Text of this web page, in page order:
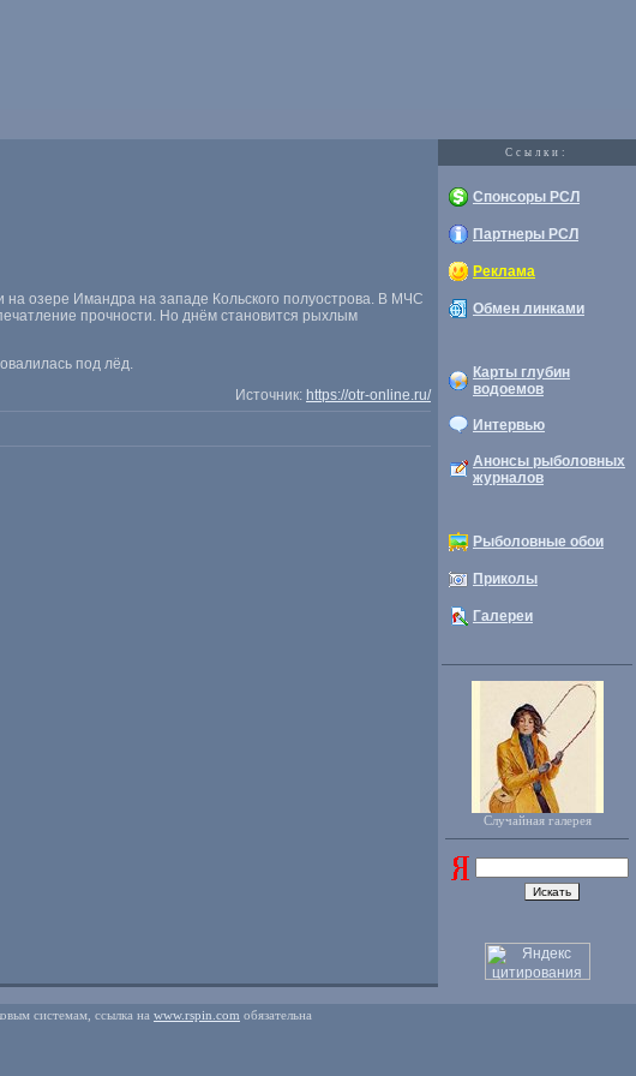
Cсылки:
озере Имандра на западе Кольского полуострова. В МЧС
прочности. Но днём становится рыхлым
под лёд.
Источник: https://otr-online.ru/
Спонсоры РСЛ
Партнеры РСЛ
Реклама
Обмен линками
Карты глубин
водоемов
Интервью
Анонсы рыболовных
журналов
Рыболовные обои
Приколы
Галереи
Случайная галерея
системам, ссылка на www.rspin.com обязательна